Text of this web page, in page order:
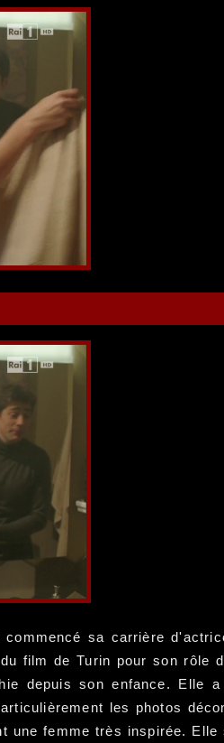
sa carrière
film de Turin pour son rôle
depuis son enfance. Elle
les photos
une femme très inspirée.